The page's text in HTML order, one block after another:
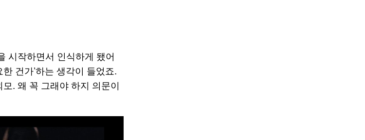
시작하면서 인식하게 됐어
건가’하는 생각이 들었죠.
. 왜 꼭 그래야 하지 의문이